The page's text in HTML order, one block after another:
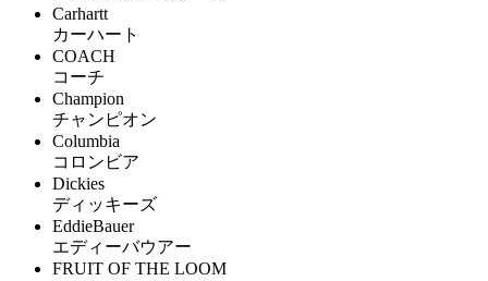
Carhartt
カーハート
COACH
コーチ
Champion
チャンピオン
Columbia
コロンビア
Dickies
ディッキーズ
EddieBauer
エディーバウアー
FRUIT OF THE LOOM